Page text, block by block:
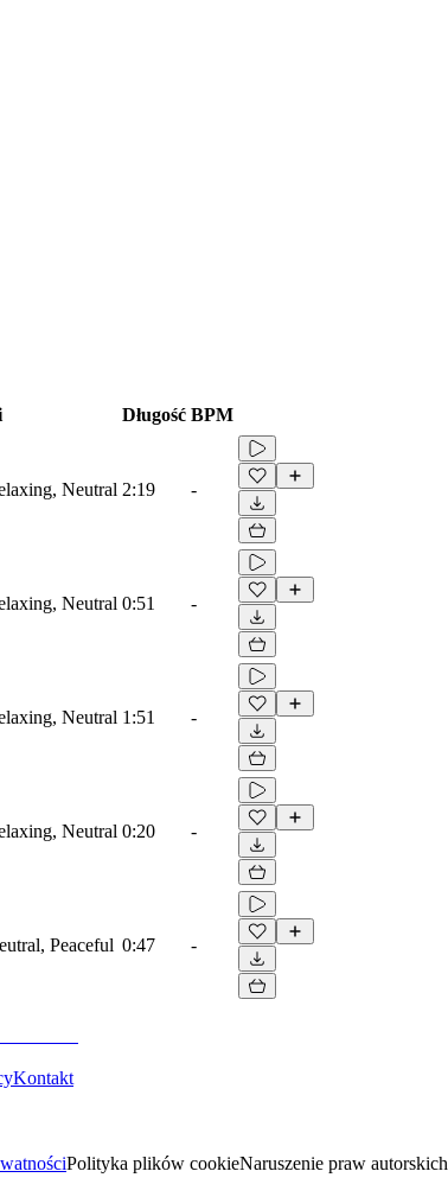
Długość BPM
Neutral 2:19 -
Neutral 0:51 -
Neutral 1:51 -
Neutral 0:20 -
Peaceful 0:47 -
Kontakt
Polityka plików cookieNaruszenie praw autorskich